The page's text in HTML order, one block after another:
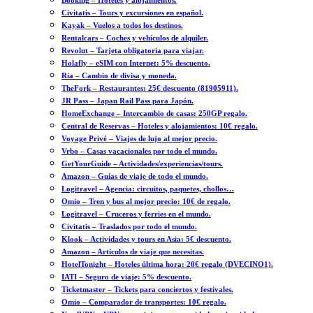
Civitatis – Tours y excursiones en español.
Kayak – Vuelos a todos los destinos.
Rentalcars – Coches y vehículos de alquiler.
Revolut – Tarjeta obligatoria para viajar.
Holafly – eSIM con Internet: 5% descuento.
Ria – Cambio de divisa y moneda.
TheFork – Restaurantes: 25€ descuento (81905911).
JR Pass – Japan Rail Pass para Japón.
HomeExchange – Intercambio de casas: 250GP regalo.
Central de Reservas – Hoteles y alojamientos: 10€ regalo.
Voyage Privé – Viajes de lujo al mejor precio.
Vrbo – Casas vacacionales por todo el mundo.
GetYourGuide – Actividades/experiencias/tours.
Amazon – Guías de viaje de todo el mundo.
Logitravel – Agencia: circuitos, paquetes, chollos…
Omio – Tren y bus al mejor precio: 10€ de regalo.
Logitravel – Cruceros y ferries en el mundo.
Civitatis – Traslados por todo el mundo.
Klook – Actividades y tours en Asia: 5€ descuento.
Amazon – Artículos de viaje que necesitas.
HotelTonight – Hoteles última hora: 20€ regalo (DVECINO1).
IATI – Seguro de viaje: 5% descuento.
Ticketmaster – Tickets para conciertos y festivales.
Omio – Comparador de transportes: 10€ regalo.